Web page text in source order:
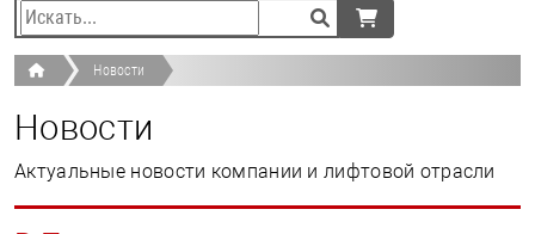
Новости
Новости
Актуальные новости компании и лифтовой отрасли